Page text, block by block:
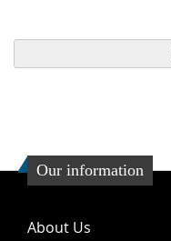
Our information
About Us